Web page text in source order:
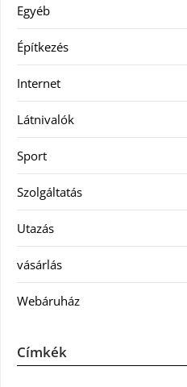
Egyéb
Építkezés
Internet
Látnivalók
Sport
Szolgáltatás
Utazás
vásárlás
Webáruház
Címkék